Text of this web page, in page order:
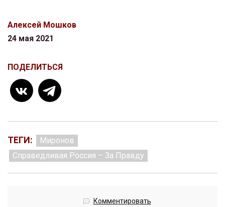
Алексей Мошков
24 мая 2021
ПОДЕЛИТЬСЯ
ТЕГИ:
Миронов
Справедливая Россия – За Правду
Комментировать